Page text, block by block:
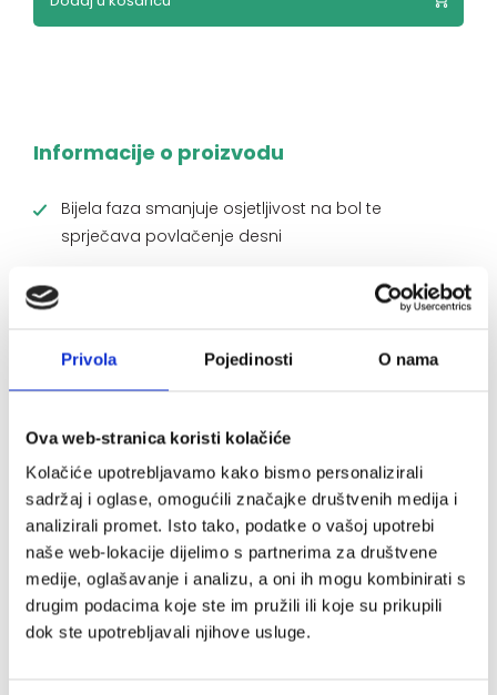
Privola Pojedinosti O nama
Ova web-stranica koristi kolačiće
Kolačiće upotrebljavamo kako bismo personalizirali
sadržaj i oglase, omogućili značajke društvenih medija i
analizirali promet. Isto tako, podatke o vašoj upotrebi
naše web-lokacije dijelimo s partnerima za društvene
medije, oglašavanje i analizu, a oni ih mogu kombinirati s
drugim podacima koje ste im pružili ili koje su prikupili
dok ste upotrebljavali njihove usluge.
Informacije o proizvodu
Bijela faza smanjuje osjetljivost na bol te
sprječava povlačenje desni
svjež dah
RDA: niska abrazivnost
Pakiranje: 75 ml tuba
Sastojci:Aqua, Hydrated Silica, Hydrogenated Starch
Hydrolysate, Hydroxyapatite, Xanthan Gum, Potassium
Chloride, Aroma, Cocamidopropyl Betaine, Propylene
Glycol, Zinc Gluconate, Aluminum Lactate,
Rhamnolipids, Menthol, Olaflur, Sodium Fluoride,